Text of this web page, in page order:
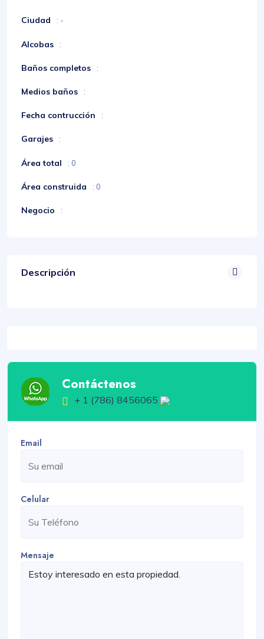
Ciudad : -
Alcobas :
Baños completos :
Medios baños :
Fecha contrucción :
Garajes :
Área total : 0
Área construida : 0
Negocio :
Descripción
Contáctenos
+ 1 (786) 8456065
Email
Celular
Mensaje